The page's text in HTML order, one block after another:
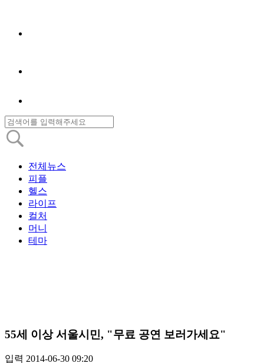
전체뉴스
피플
헬스
라이프
컬처
머니
테마
55세 이상 서울시민, "무료 공연 보러가세요"
입력 2014-06-30 09:20